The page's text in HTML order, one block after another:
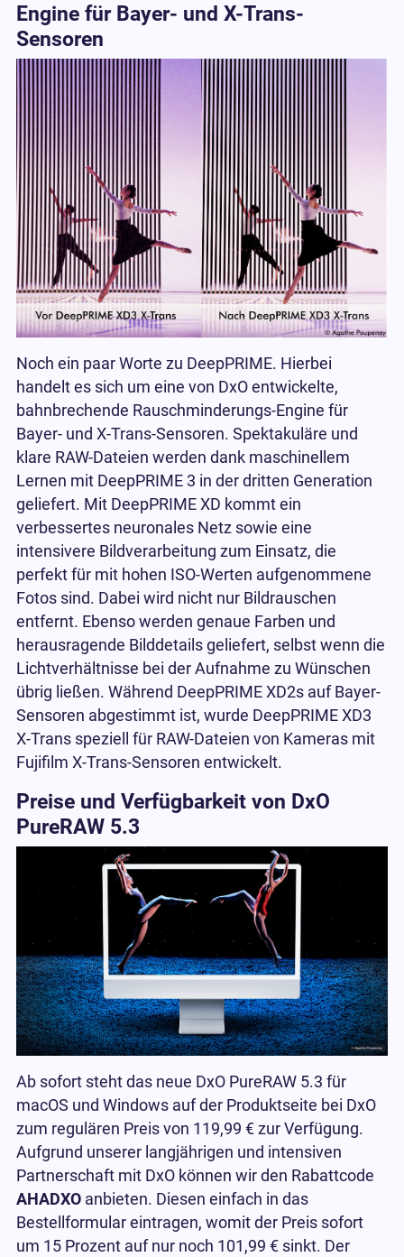
Engine für Bayer- und X-Trans-
Sensoren
Noch ein paar Worte zu DeepPRIME. Hierbei
handelt es sich um eine von DxO entwickelte,
bahnbrechende Rauschminderungs-Engine für
Bayer- und X-Trans-Sensoren. Spektakuläre und
klare RAW-Dateien werden dank maschinellem
Lernen mit DeepPRIME 3 in der dritten Generation
geliefert. Mit DeepPRIME XD kommt ein
verbessertes neuronales Netz sowie eine
intensivere Bildverarbeitung zum Einsatz, die
perfekt für mit hohen ISO-Werten aufgenommene
Fotos sind. Dabei wird nicht nur Bildrauschen
entfernt. Ebenso werden genaue Farben und
herausragende Bilddetails geliefert, selbst wenn die
Lichtverhältnisse bei der Aufnahme zu Wünschen
übrig ließen. Während DeepPRIME XD2s auf Bayer-
Sensoren abgestimmt ist, wurde DeepPRIME XD3
X-Trans speziell für RAW-Dateien von Kameras mit
Fujifilm X-Trans-Sensoren entwickelt.
Preise und Verfügbarkeit von DxO
PureRAW 5.3
Ab sofort steht das neue DxO PureRAW 5.3 für
macOS und Windows auf der Produktseite bei DxO
zum regulären Preis von 119,99 € zur Verfügung.
Aufgrund unserer langjährigen und intensiven
Partnerschaft mit DxO können wir den Rabattcode
AHADXOanbieten. Diesen einfach in das
Bestellformular eintragen, womit der Preis sofort
um 15 Prozent auf nur noch 101,99 € sinkt. Der